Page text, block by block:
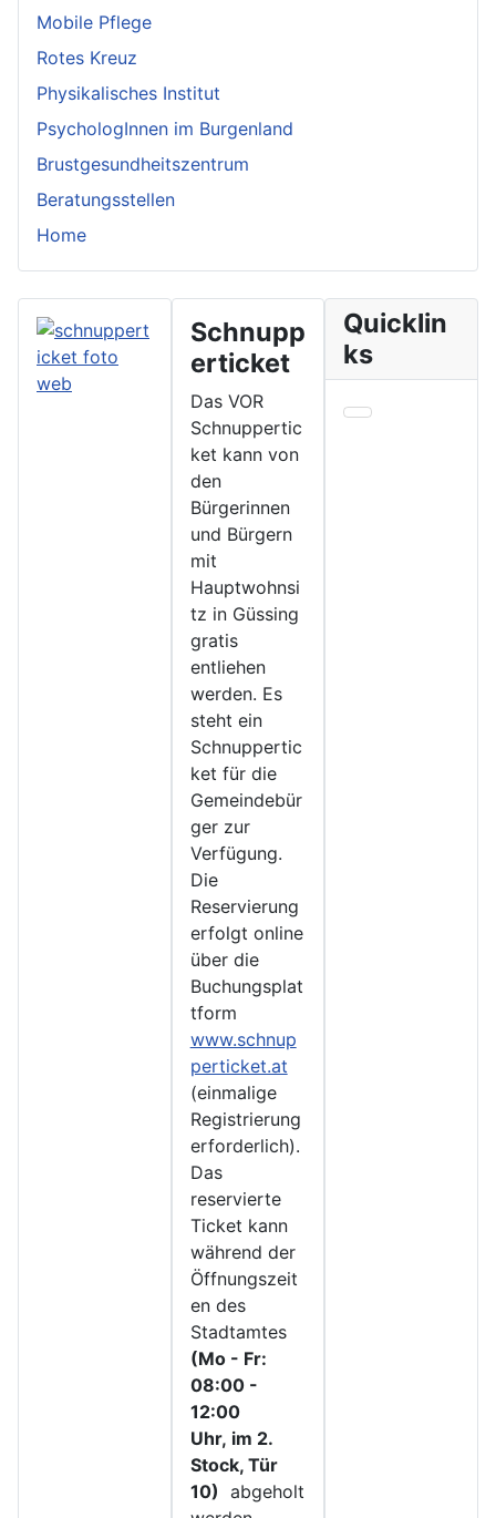
Mobile Pflege
Rotes Kreuz
Physikalisches Institut
PsychologInnen im Burgenland
Brustgesundheitszentrum
Beratungsstellen
Home
Schnupp
erticket
Das VOR
Schnuppertic
ket kann von
den
Bürgerinnen
und Bürgern
mit
Hauptwohnsi
tz in Güssing
gratis
entliehen
werden. Es
steht ein
Schnuppertic
ket für die
Gemeindebür
ger zur
Verfügung.
Die
Reservierung
erfolgt online
über die
Buchungsplat
tform
www.schnup
perticket.at
(einmalige
Registrierung
erforderlich).
Das
reservierte
Ticket kann
während der
Öffnungszeit
en des
Stadtamtes
(Mo - Fr:
08:00 -
12:00
Uhr, im 2.
Stock, Tür
10) abgeholt
Quicklin
ks